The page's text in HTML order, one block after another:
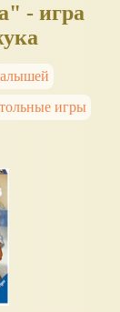
- игра
игры